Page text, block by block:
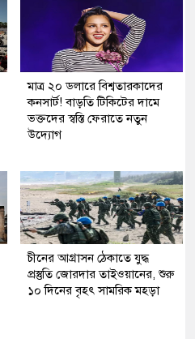
মাত্র ২০ ডলারে বিশ্বতারকাদের
কনসার্ট! বাড়তি টিকিটের দামে
ভক্তদের স্বস্তি ফেরাতে নতুন
উদ্যোগ
চীনের আগ্রাসন ঠেকাতে যুদ্ধ
প্রস্তুতি জোরদার তাইওয়ানের, শুরু
১০ দিনের বৃহৎ সামরিক মহড়া